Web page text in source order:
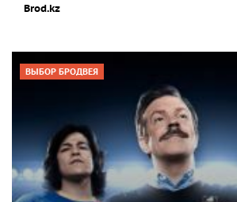
Brod.kz
ВЫБОР БРОДВЕЯ